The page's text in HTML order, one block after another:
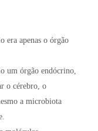
era apenas o órgão
um órgão endócrino,
o cérebro, o
a microbiota